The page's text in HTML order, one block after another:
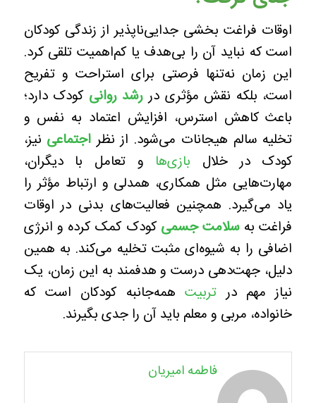
اوقات فراغت بخشی جدایی‌ناپذیر از زندگی کودکان
است که نباید آن را بی‌هدف یا کم‌اهمیت تلقی کرد.
این زمان نه‌تنها فرصتی برای استراحت و تفریح
است، بلکه نقش مؤثری دررشد روانی کودک دارد؛
باعث کاهش استرس، افزایش اعتماد به نفس و
تخلیه سالم هیجانات می‌شود. از نظر اجتماعی نیز،
کودک در خلال بازی‌ها و تعامل با دیگران،
مهارت‌هایی مثل همکاری، همدلی و ارتباط مؤثر را
یاد می‌گیرد. همچنین فعالیت‌های بدنی در اوقات
فراغت بهسلامت جسمیکودک کمک کرده و انرژی
اضافی را به شیوه‌ای مثبت تخلیه می‌کند. به همین
دلیل، جهت‌دهی درست و هدفمند به این زمان، یک
نیاز مهم در تربیتهمه‌جانبه کودکان است که
خانواده، مربی و معلم باید آن را جدی بگیرند.
فاطمه امیریان